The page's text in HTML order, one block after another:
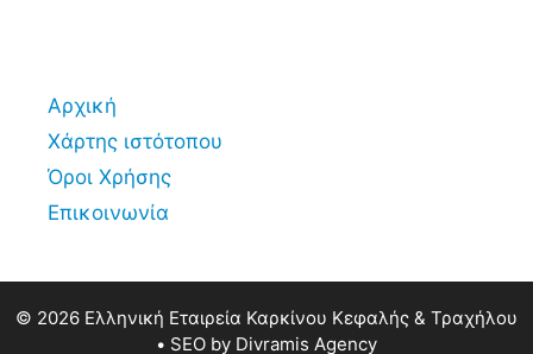
Αρχική
Χάρτης ιστότοπου
Όροι Χρήσης
Επικοινωνία
© 2026 Ελληνική Εταιρεία Καρκίνου Κεφαλής & Τραχήλου
• SEO by Divramis Agency